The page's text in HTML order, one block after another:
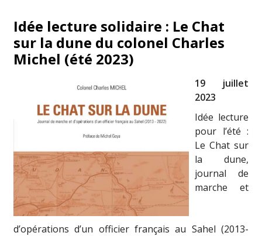
Idée lecture solidaire : Le Chat
sur la dune du colonel Charles
Michel (été 2023)
19 juillet
2023
Idée lecture
pour l’été :
Le Chat sur
la dune,
journal de
marche et
d’opérations d’un officier français au Sahel (2013-